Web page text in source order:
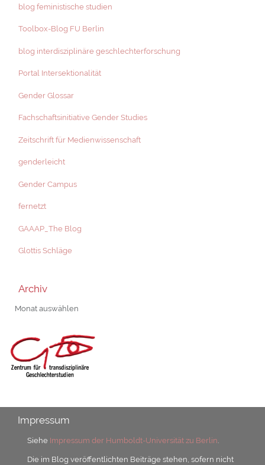
blog feministische studien
Toolbox-Blog FU Berlin
blog interdisziplinäre geschlechterforschung
Portal Intersektionalität
Gender Glossar
Fachschaftsinitiative Gender Studies
Zeitschrift für Medienwissenschaft
genderleicht
Gender Campus
fernetzt
GAAAP_The Blog
Glottis Schläge
Archiv
Archiv
Impressum
Siehe Impressum der Humboldt-Universität zu Berlin
Die im Blog veröffentlichten Beiträge stehen, sofern nicht